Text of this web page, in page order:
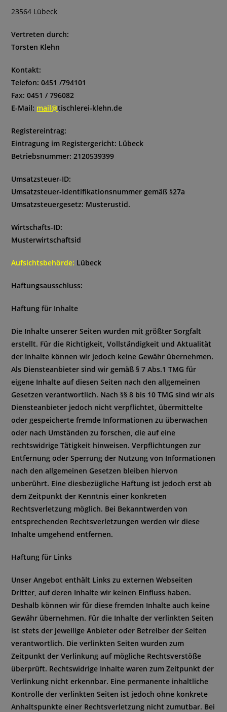
23564 Lübeck
Vertreten durch:
Torsten Klehn
Kontakt:
Telefon: 0451 /794101
Fax: 0451 / 796082
E-Mail: mail@tischlerei-klehn.de
Registereintrag:
Eintragung im Registergericht: Lübeck
Betriebsnummer: 2120539399
Umsatzsteuer-ID:
Umsatzsteuer-Identifikationsnummer gemäß §27a
Umsatzsteuergesetz: Musterustid.
Wirtschafts-ID:
Musterwirtschaftsid
Aufsichtsbehörde: Lübeck
Haftungsausschluss:
Haftung für Inhalte
Die Inhalte unserer Seiten wurden mit größter Sorgfalt
erstellt. Für die Richtigkeit, Vollständigkeit und Aktualität
der Inhalte können wir jedoch keine Gewähr übernehmen.
Als Diensteanbieter sind wir gemäß § 7 Abs.1 TMG für
eigene Inhalte auf diesen Seiten nach den allgemeinen
Gesetzen verantwortlich. Nach §§ 8 bis 10 TMG sind wir als
Diensteanbieter jedoch nicht verpflichtet, übermittelte
oder gespeicherte fremde Informationen zu überwachen
oder nach Umständen zu forschen, die auf eine
rechtswidrige Tätigkeit hinweisen. Verpflichtungen zur
Entfernung oder Sperrung der Nutzung von Informationen
nach den allgemeinen Gesetzen bleiben hiervon
unberührt. Eine diesbezügliche Haftung ist jedoch erst ab
dem Zeitpunkt der Kenntnis einer konkreten
Rechtsverletzung möglich. Bei Bekanntwerden von
entsprechenden Rechtsverletzungen werden wir diese
Inhalte umgehend entfernen.
Haftung für Links
Unser Angebot enthält Links zu externen Webseiten
Dritter, auf deren Inhalte wir keinen Einfluss haben.
Deshalb können wir für diese fremden Inhalte auch keine
Gewähr übernehmen. Für die Inhalte der verlinkten Seiten
ist stets der jeweilige Anbieter oder Betreiber der Seiten
verantwortlich. Die verlinkten Seiten wurden zum
Zeitpunkt der Verlinkung auf mögliche Rechtsverstöße
überprüft. Rechtswidrige Inhalte waren zum Zeitpunkt der
Verlinkung nicht erkennbar. Eine permanente inhaltliche
Kontrolle der verlinkten Seiten ist jedoch ohne konkrete
Anhaltspunkte einer Rechtsverletzung nicht zumutbar. Bei